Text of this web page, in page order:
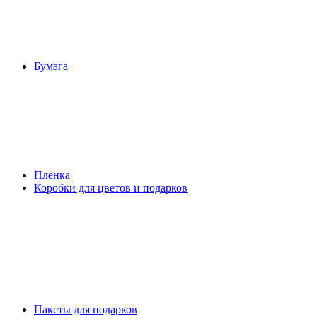
Бумага
Плeнка
Коробки для цветов и подарков
Пакеты для подарков